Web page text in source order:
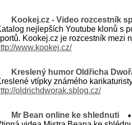
Kookej.cz - Video rozcestník
nejlepších Youtube klonů s
Kookej.cz je rozcestník mezi
www.kookej.cz/
Kreslený humor Oldřicha
vtípky známého
oldrichdworak.sblog.cz/
Mr Bean online ke shlednuti